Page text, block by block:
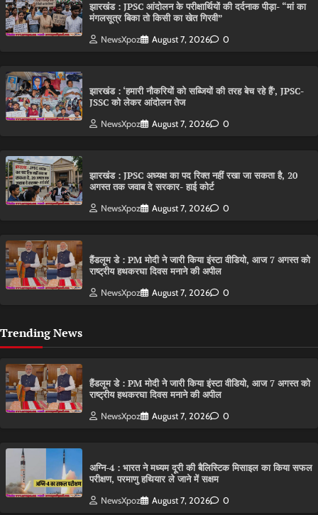
झारखंड : JPSC आंदोलन के परीक्षार्थियों की दर्दनाक पीड़ा- “मां का
मंगलसूत्र बिका तो किसी का खेत गिरवी”
NewsXpoz August 7, 2026 0
झारखंड : ‘हमारी नौकरियों को सब्जियों की तरह बेच रहे हैं’, JPSC-
JSSC को लेकर आंदोलन तेज
NewsXpoz August 7, 2026 0
झारखंड : JPSC अध्यक्ष का पद रिक्त नहीं रखा जा सकता है, 20
अगस्त तक जवाब दे सरकार- हाई कोर्ट
NewsXpoz August 7, 2026 0
हैंडलूम डे : PM मोदी ने जारी किया इंस्टा वीडियो, आज 7 अगस्त को
राष्ट्रीय हथकरघा दिवस मनाने की अपील
NewsXpoz August 7, 2026 0
Trending News
हैंडलूम डे : PM मोदी ने जारी किया इंस्टा वीडियो, आज 7 अगस्त को
राष्ट्रीय हथकरघा दिवस मनाने की अपील
NewsXpoz August 7, 2026 0
अग्नि-4 : भारत ने मध्यम दूरी की बैलिस्टिक मिसाइल का किया सफल
परीक्षण, परमाणु हथियार ले जाने में सक्षम
NewsXpoz August 7, 2026 0